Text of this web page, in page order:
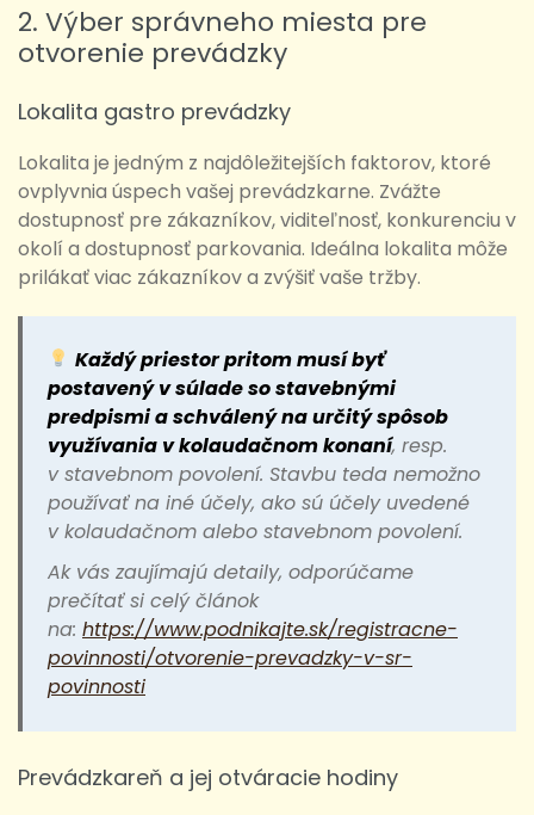
2. Výber správneho miesta pre
otvorenie prevádzky
Lokalita gastro prevádzky
Lokalita je jedným z najdôležitejších faktorov, ktoré
ovplyvnia úspech vašej prevádzkarne. Zvážte
dostupnosť pre zákazníkov, viditeľnosť, konkurenciu v
okolí a dostupnosť parkovania. Ideálna lokalita môže
prilákať viac zákazníkov a zvýšiť vaše tržby.
Každý priestor pritom musí byť
postavený v súlade so stavebnými
predpismi a schválený na určitý spôsob
využívania v kolaudačnom konaní, resp.
v stavebnom povolení. Stavbu teda nemožno
používať na iné účely, ako sú účely uvedené
v kolaudačnom alebo stavebnom povolení.
Ak vás zaujímajú detaily, odporúčame
prečítať si celý článok
na: https://www.podnikajte.sk/registracne-
povinnosti/otvorenie-prevadzky-v-sr-
povinnosti
Prevádzkareň a jej otváracie hodiny